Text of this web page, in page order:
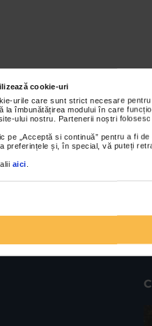
cookie-uri
urile care sunt strict necesare
la îmbunătățirea modului în care
ului nostru. Partenerii noștri
pe „Acceptă si continuă” pentru a fi
preferințele și, în special, vă puteți
aici